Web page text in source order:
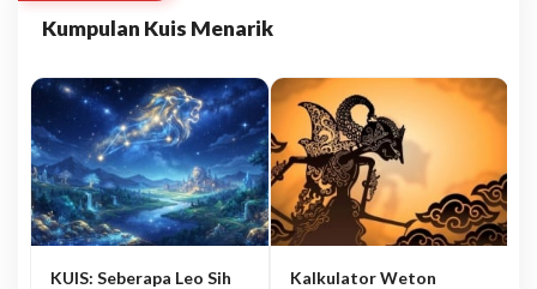
Kumpulan Kuis Menarik
KUIS: Seberapa Leo Sih
Kalkulator Weton